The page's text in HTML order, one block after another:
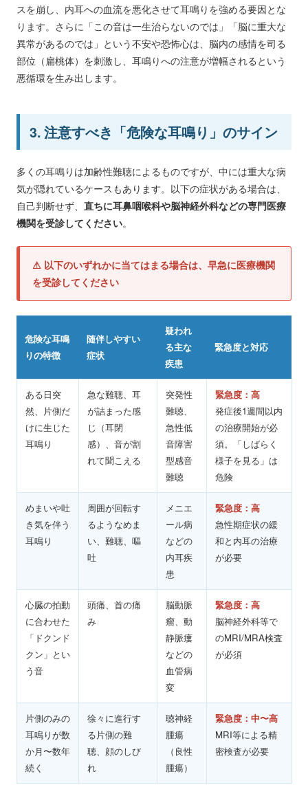
スを崩し、内耳への血流を悪化させて耳鳴りを強める要因とな
ります。さらに「この音は一生治らないのでは」「脳に重大な
異常があるのでは」という不安や恐怖心は、脳内の感情を司る
部位（扁桃体）を刺激し、耳鳴りへの注意が増幅されるという
悪循環を生み出します。
3. 注意すべき「危険な耳鳴り」のサイン
多くの耳鳴りは加齢性難聴によるものですが、中には重大な病
気が隠れているケースもあります。以下の症状がある場合は、
自己判断せず、 直ちに耳鼻咽喉科や脳神経外科などの専門医療
機関を受診してください。
⚠ 以下のいずれかに当てはまる場合は、早急に医療機関
を受診してください
危険な耳鳴
りの特徴
随伴しやすい
症状
疑われ
る主な
疾患
緊急度と対応
ある日突
然、片側だ
けに生じた
耳鳴り
急な難聴、耳
が詰まった感
じ（耳閉
感）、音が割
れて聞こえる
突発性
難聴、
急性低
音障害
型感音
難聴
緊急度：高
発症後1週間以内
の治療開始が必
須。「しばらく
様子を見る」は
危険
めまいや吐
き気を伴う
耳鳴り
周囲が回転す
るようなめま
い、難聴、嘔
吐
メニエ
ール病
などの
内耳疾
患
緊急度：高
急性期症状の緩
和と内耳の治療
が必要
心臓の拍動
に合わせた
「ドクンド
クン」とい
う音
頭痛、首の痛
み
脳動脈
瘤、動
静脈瘻
などの
血管病
変
緊急度：高
脳神経外科等で
のMRI/MRA検査
が必須
片側のみの
耳鳴りが数
か月〜数年
続く
徐々に進行す
る片側の難
聴、顔のしび
れ
聴神経
腫瘍
（良性
腫瘍）
緊急度：中〜高
MRI等による精
密検査が必要